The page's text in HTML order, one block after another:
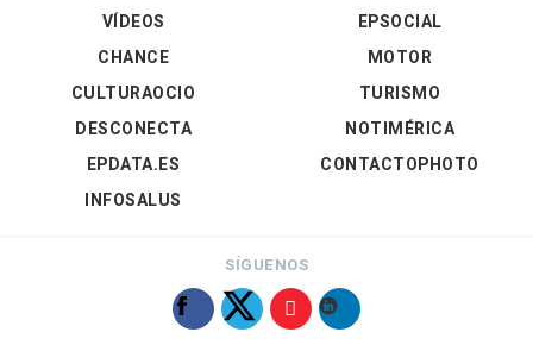
VÍDEOS
EPSOCIAL
CHANCE
CULTURAOCIO
DESCONECTA
EPDATA.ES
INFOSALUS
MOTOR
TURISMO
NOTIMÉRICA
CONTACTOPHOTO
SÍGUENOS